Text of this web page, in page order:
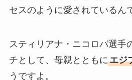
セスのように愛されているん
スティリアナ・ニコロバ選手
チとして、母親とともにエジ
うですよ。